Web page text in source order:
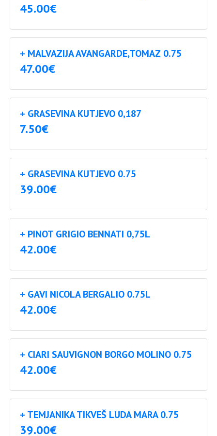
45.00€
+ MALVAZIJA AVANGARDE,TOMAZ 0.75
47.00€
+ GRASEVINA KUTJEVO 0,187
7.50€
+ GRASEVINA KUTJEVO 0.75
39.00€
+ PINOT GRIGIO BENNATI 0,75L
42.00€
+ GAVI NICOLA BERGALIO 0.75L
42.00€
+ CIARI SAUVIGNON BORGO MOLINO 0.75
42.00€
+ TEMJANIKA TIKVEŠ LUDA MARA 0.75
39.00€